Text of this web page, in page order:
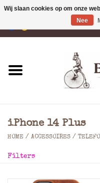
Portemonnees
Rugzakken
iPhone 14 Plus
HOME / ACCESSOIRES /
Filters
Wij slaan cookies op om onze
Nee